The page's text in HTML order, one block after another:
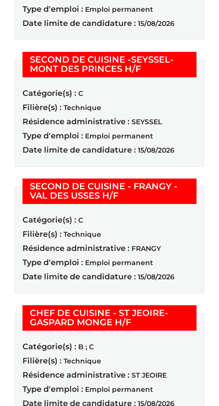
Type d'emploi : Emploi permanent
Date limite de candidature : 15/08/2026
SECOND DE CUISINE -SEYSSEL-
MONT DES PRINCES H/F(Nouvelle
Catégorie(s) : C
Filière(s) : Technique
Résidence administrative : SEYSSEL
Type d'emploi : Emploi permanent
Date limite de candidature : 15/08/2026
SECOND DE CUISINE - FRANGY -
VAL DES USSES H/F(Nouvelle fenêtre)
Catégorie(s) : C
Filière(s) : Technique
Résidence administrative : FRANGY
Type d'emploi : Emploi permanent
Date limite de candidature : 15/08/2026
CHEF DE CUISINE - ST JEOIRE-
GASPARD MONGE H/F(Nouvelle fenêtre)
Catégorie(s) : B ; C
Filière(s) : Technique
Résidence administrative : ST JEOIRE
Type d'emploi : Emploi permanent
Date limite de candidature : 15/08/2026